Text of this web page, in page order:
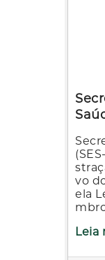
vo
ela
Leia